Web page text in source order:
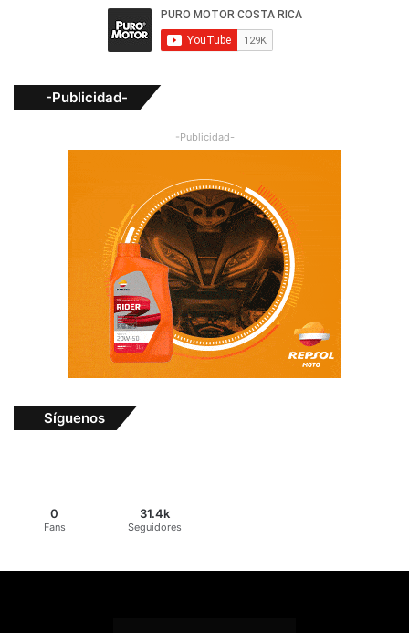
-Publicidad-
-Publicidad-
Síguenos
0
Fans
31.4k
Seguidores